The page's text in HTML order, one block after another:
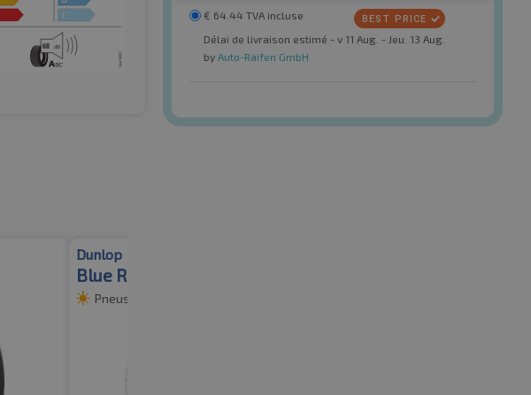
€ 64.44 TVA incluse
Délai de livraison estimé - v 11 Aug. - Jeu. 13 Aug.
by Auto-Raifen GmbH
Dunlop
Blue Response TG TL
Pneus d'été